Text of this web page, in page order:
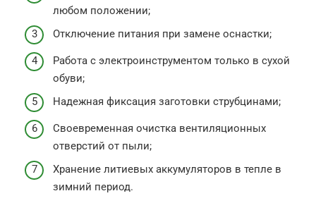
любом положении;
Отключение питания при замене оснастки;
Работа с электроинструментом только в сухой
обуви;
Надежная фиксация заготовки струбцинами;
Своевременная очистка вентиляционных
отверстий от пыли;
Хранение литиевых аккумуляторов в тепле в
зимний период.